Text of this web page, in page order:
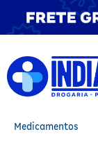
Medicamentos